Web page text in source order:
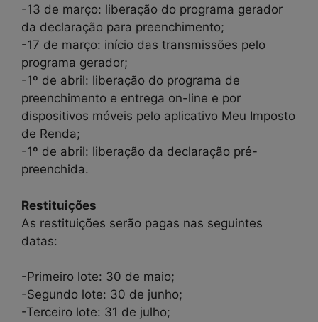
-13 de março: liberação do programa gerador
da declaração para preenchimento;
-17 de março: início das transmissões pelo
programa gerador;
-1º de abril: liberação do programa de
preenchimento e entrega on-line e por
dispositivos móveis pelo aplicativo Meu Imposto
de Renda;
-1º de abril: liberação da declaração pré-
preenchida.
Restituições
As restituições serão pagas nas seguintes
datas:
-Primeiro lote: 30 de maio;
-Segundo lote: 30 de junho;
-Terceiro lote: 31 de julho;